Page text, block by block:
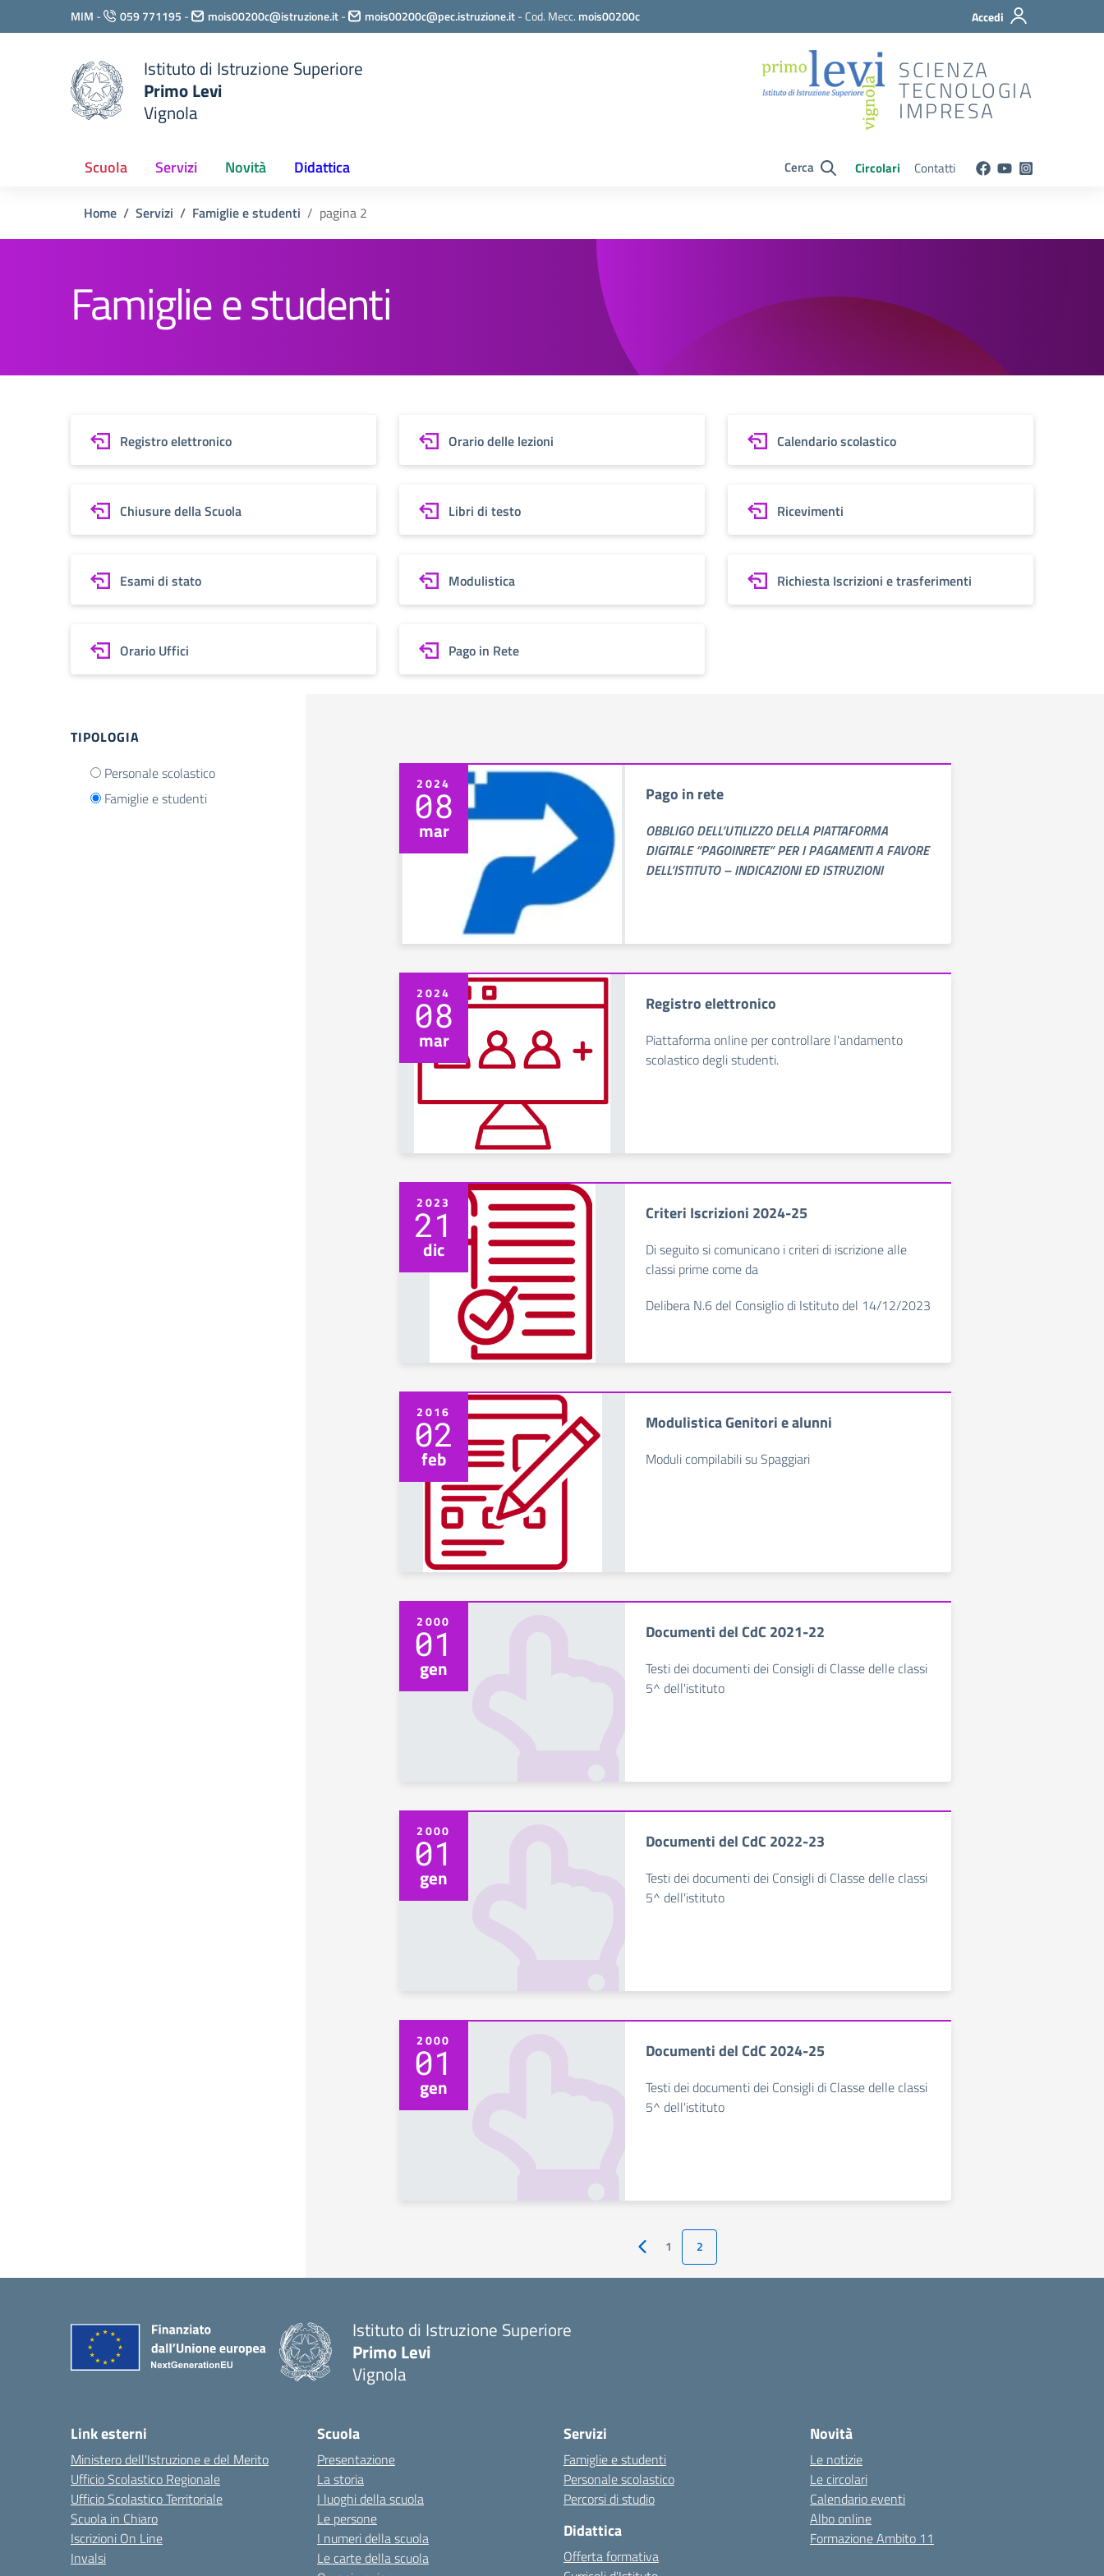
Vai ai contenuti
Vai al menu di navigazione
MIM - 059 771195 - mois00200c@istruzione.it- mois00200c@pec.istruzione.it-Cod. Mecc. mois00200c Accedi
Istituto di Istruzione Superiore
Primo Levi
Vignola
SCIENZA
TECNOLOGIA
IMPRESA
Scuola Servizi Novità Didattica Cerca Circolari Contatti
Home Servizi Famiglie e studenti pagina 2
Famiglie e studenti
Registro elettronico Orario delle lezioni Calendario scolastico
Chiusure della Scuola Libri di testo Ricevimenti
Esami di stato Modulistica Richiesta Iscrizioni e trasferimenti
Orario Uffici Pago in Rete
TIPOLOGIA
Personale scolastico
Famiglie e studenti
2024
08
mar
Pago in rete
OBBLIGO DELL’UTILIZZO DELLA PIATTAFORMA
DIGITALE “PAGOINRETE” PER I PAGAMENTI A FAVORE
DELL’ISTITUTO – INDICAZIONI ED ISTRUZIONI
2024
08
mar
Registro elettronico
Piattaforma online per controllare l'andamento
scolastico degli studenti.
2023
21
dic
Criteri Iscrizioni 2024-25
Di seguito si comunicano i criteri di iscrizione alle
classi prime come da
Delibera N.6 del Consiglio di Istituto del 14/12/2023
2016
02
feb
Modulistica Genitori e alunni
Moduli compilabili su Spaggiari
2000
01
gen
Documenti del CdC 2021-22
Testi dei documenti dei Consigli di Classe delle classi
5^ dell'istituto
2000
01
gen
Documenti del CdC 2022-23
Testi dei documenti dei Consigli di Classe delle classi
5^ dell'istituto
2000
01
gen
Documenti del CdC 2024-25
Testi dei documenti dei Consigli di Classe delle classi
5^ dell'istituto
Pagina Precedente
1 2
Istituto di Istruzione Superiore
Primo Levi
Vignola
Link esterni
Ministero dell'Istruzione e del Merito
Ufficio Scolastico Regionale
Ufficio Scolastico Territoriale
Scuola in Chiaro
Iscrizioni On Line
Invalsi
Scuola
Presentazione
La storia
I luoghi della scuola
Le persone
I numeri della scuola
Le carte della scuola
Servizi
Famiglie e studenti
Personale scolastico
Percorsi di studio
Didattica
Offerta formativa
Novità
Le notizie
Le circolari
Calendario eventi
Albo online
Formazione Ambito 11